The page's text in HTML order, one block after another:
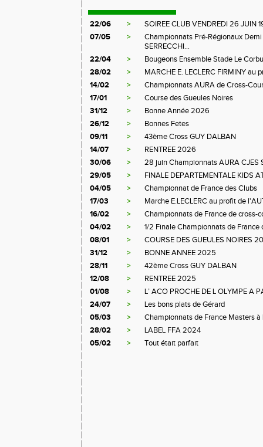
22/06 >
SOIREE CLUB VENDREDI 26 JUIN
07/05
>
Championnats Pré-Régionaux
SERRECCHI...
22/04
>
Bougeons Ensemble Stade Le
28/02
>
MARCHE E. LECLERC FIRMINY au
14/02
>
Championnats AURA de Cross-
17/01
>
Course des Gueules Noires
31/12
>
Bonne Année 2026
26/12
>
Bonnes Fetes
09/11
>
43ème Cross GUY DALBAN
14/07
>
RENTREE 2026
30/06
>
28 juin Championnats AURA CJES
29/05
>
FINALE DEPARTEMENTALE KIDS
04/05
>
Championnat de France des Clubs
17/03
>
Marche E.LECLERC au profit de
16/02
>
Championnats de France de cross-
04/02
>
1/2 Finale Championnats de France
08/01
>
COURSE DES GUEULES NOIRES
31/12
>
BONNE ANNEE 2025
28/11
>
42ème Cross GUY DALBAN
12/08
>
RENTREE 2025
01/08
>
L’ ACO PROCHE DE L OLYMPE A
24/07
>
Les bons plats de Gérard
05/03
>
Championnats de France Masters
28/02
>
LABEL FFA 2024
05/02
> Tout était parfait